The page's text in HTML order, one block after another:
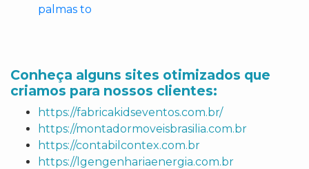
palmas to
Conheça alguns sites otimizados que
criamos para nossos clientes:
https://fabricakidseventos.com.br/
https://montadormoveisbrasilia.com.br
https://contabilcontex.com.br
https://lgengenhariaenergia.com.br